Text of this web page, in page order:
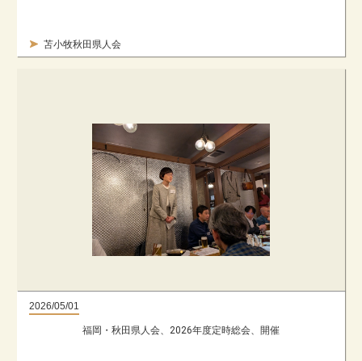
苫小牧秋田県人会
2026/05/01
福岡・秋田県人会、2026年度定時総会、開催